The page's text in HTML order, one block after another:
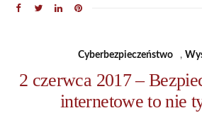
Cyberbezpieczeństwo ,
2 czerwca 2017 –
internetowe to nie